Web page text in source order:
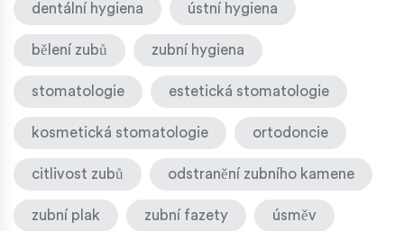
dentální hygiena ústní hygiena
bělení zubů zubní hygiena
stomatologie estetická stomatologie
kosmetická stomatologie ortodoncie
citlivost zubů odstranění zubního kamene
zubní plak zubní fazety úsměv